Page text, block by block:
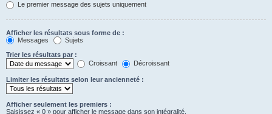
Le premier message des sujets uniquement
Afficher les résultats sous forme de :
Messages
Sujets
Trier les résultats par :
Croissant
Décroissant
Limiter les résultats selon leur ancienneté :
Afficher seulement les premiers :
Saisissez « 0 » pour afficher le message dans son intégralité.